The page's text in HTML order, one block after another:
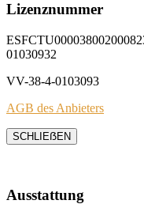
Lizenznummer
01030932
VV-38-4-0103093
AGB des Anbieters
SCHLIEẞEN
Ausstattung